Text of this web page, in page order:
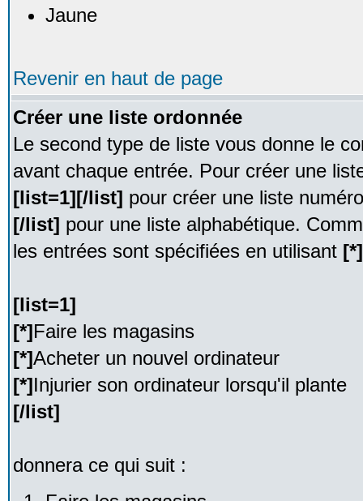
Jaune
Revenir en haut de page
Créer une liste ordonnée
Le second type de liste vous donne le
avant chaque entrée. Pour créer une
[list=1][/list] pour créer une liste
[/list] pour une liste alphabétique.
les entrées sont spécifiées en utilisant [*]
[list=1]
[*]Faire les magasins
[*]Acheter un nouvel ordinateur
[*]Injurier son ordinateur lorsqu'il plante
[/list]
donnera ce qui suit :